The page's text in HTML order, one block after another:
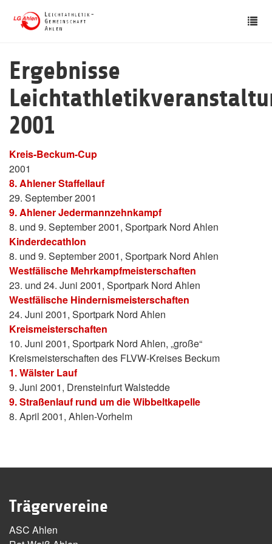
Ergebnisse
2001
Kreis-Beckum-Cup
2001
8. Ahlener Staffellauf
29. September 2001
9. Ahlener Jedermannzehnkampf
8. und 9. September 2001, Sportpark Nord Ahlen
Kinderdecathlon
8. und 9. September 2001, Sportpark Nord Ahlen
Westfälische Mehrkampfmeisterschaften
23. und 24. Juni 2001, Sportpark Nord Ahlen
Westfälische Hindernismeisterschaften
24. Juni 2001, Sportpark Nord Ahlen
Kreismeisterschaften
10. Juni 2001, Sportpark Nord Ahlen, „große“
Kreismeisterschaften des FLVW-Kreises Beckum
1. Wälster Lauf
9. Juni 2001, Drensteinfurt Walstedde
9. Straßenlauf rund um die Wibbeltkapelle
8. April 2001, Ahlen-Vorhelm
Trägervereine
ASC Ahlen